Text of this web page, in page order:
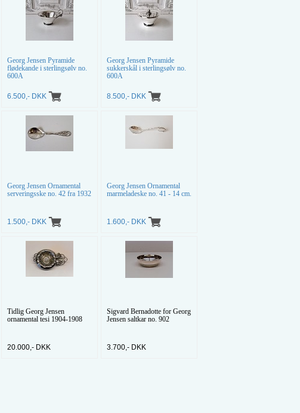
Georg Jensen Pyramide
flødekande i sterlingsølv no.
600A
6.500,- DKK
Georg Jensen Pyramide
sukkerskål i sterlingsølv no.
600A
8.500,- DKK
Georg Jensen Ornamental
serveringsske no. 42 fra 1932
1.500,- DKK
Georg Jensen Ornamental
marmeladeske no. 41 - 14 cm.
1.600,- DKK
Tidlig Georg Jensen
ornamental tesi 1904-1908
20.000,- DKK
Sigvard Bernadotte for Georg
Jensen saltkar no. 902
3.700,- DKK